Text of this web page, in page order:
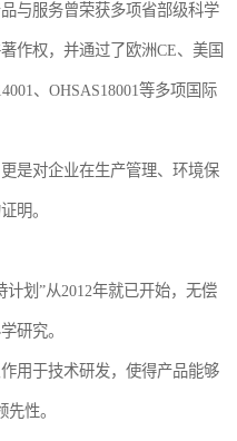
与服务曾荣获多项省部级科学
作权，并通过了欧洲CE、美国
、OHSAS18001等多项国际
是对企业在生产管理、环境保
明。
划”从2012年就已开始，无偿
研究。
用于技术研发，使得产品能够
性。